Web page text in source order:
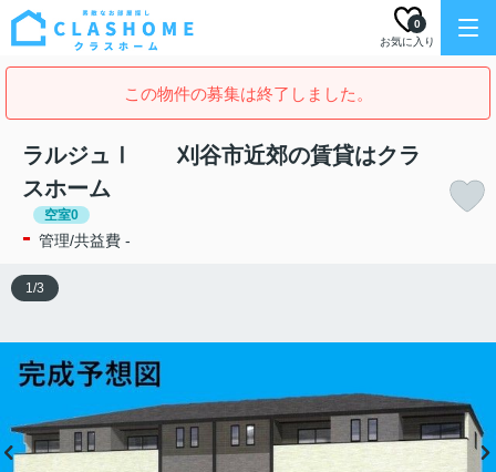
お気に入り
0
この物件の募集は終了しました。
ラルジュⅠ 刈谷市近郊の賃貸はクラ
スホーム
空室0
- 管理/共益費 -
1/3